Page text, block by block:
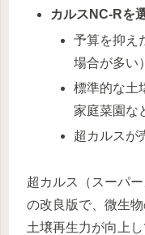
カルスNC-Rを
予算を抑え
場合が多い
標準的な土
家庭菜園な
超カルスが
超カルス（スーパ
の改良版で、微生
土壌再生力が向上し